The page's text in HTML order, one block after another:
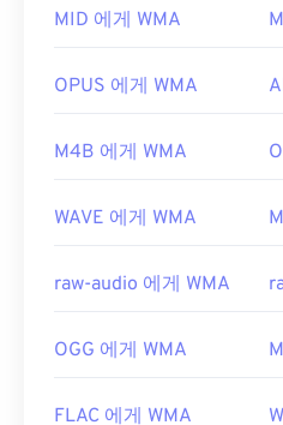
유용한 링크:
_TV_쇼)
https://
전/windows/desktop/
기기에서는Apple iOS
OverDrive Media Console
최초 출시:1999년
https://
codecs
MID 에게 WMA
OPUS 에게 WMA
M4B 에게 WMA
WAVE 에게 WMA
raw-audio 에게 WMA
OGG 에게 WMA
FLAC 에게 WMA